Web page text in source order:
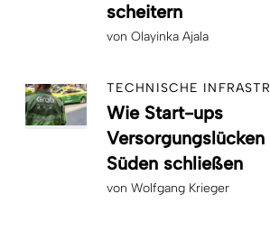
scheitern
von Olayinka Ajala
TECHNISCHE
Wie Start-ups
Süden schließen
von Wolfgang Krieger